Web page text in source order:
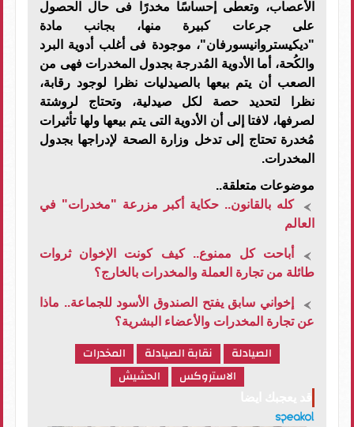
الأعصاب، وتعطى إحساسًا مخدرًا فى حال الحصول
على جرعات كبيرة منها، بجانب مادة
"ديكيستروانيسورفان"، موجودة فى أغلب أدوية البرد
والكُحة، أما الأدوية المُدرجة بجدول المخدرات فهى من
الصعب أن يتم بيعها بالصيدليات نظرا لوجود رقابة،
نظرا لتحديد حصة لكل صيدلية، وتحتاج لروشتة
لصرفها، لافتا إلى أن الأدوية التى يتم بيعها ولها تأثيرات
مُخدرة تحتاج إلى تدخل وزارة الصحة لإدراجها بجدول
المخدرات.
موضوعات متعلقة..
كله بالقانون.. حكاية أكبر مزرعة "مخدرات" في
العالم
أباحت كل ممنوع.. كيف كونت الإخوان ثروات
طائلة من تجارة العملة والمخدرات بالخارج؟
إخواني سابق يفتح الصندوق الأسود للجماعة.. ماذا
عن تجارة المخدرات والأعضاء البشرية؟
الصيادلة نقابة الصيادلة
المخدرات
الاستروكس
الحشيش